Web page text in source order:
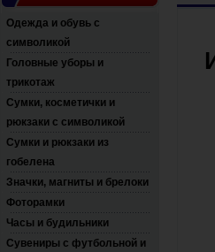
Одежда и обувь с
символикой
Головные уборы и
трикотаж
Сумки, косметички и
рюкзаки с символикой
Сумки и рюкзаки из
гобелена
Значки, магниты и брелоки
Фоторамки
Часы и будильники
Сувениры с футбольной и